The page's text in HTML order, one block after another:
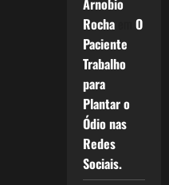
Arnobio
Rochaem O
Paciente
Trabalho
para
Plantar o
Ódio nas
Redes
Sociais.